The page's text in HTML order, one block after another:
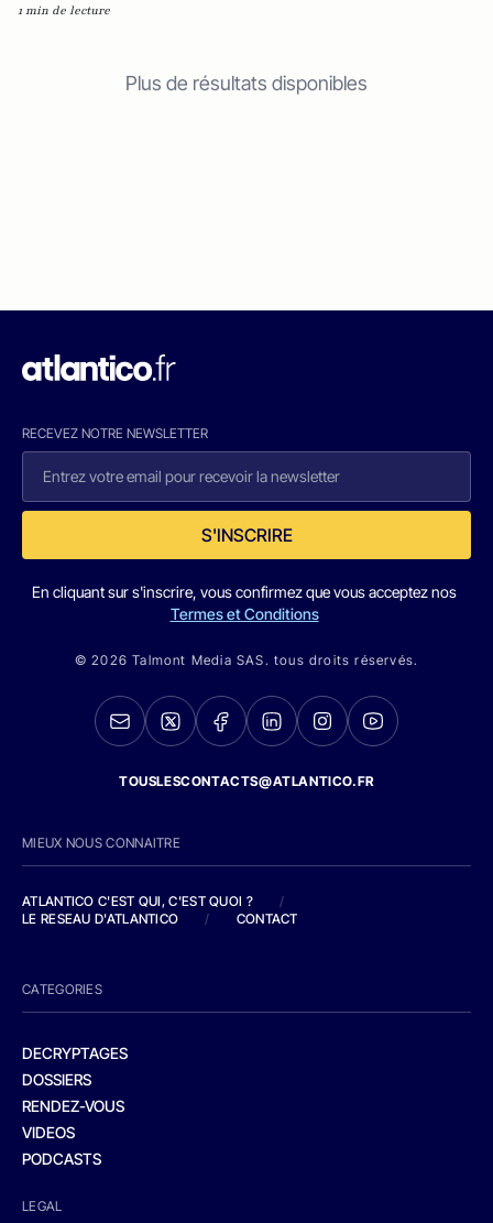
1 min de lecture
Plus de résultats disponibles
RECEVEZ NOTRE NEWSLETTER
S'INSCRIRE
En cliquant sur s'inscrire, vous confirmez que vous acceptez nos
Termes et Conditions
© 2026 Talmont Media SAS. tous droits réservés.
TOUSLESCONTACTS@ATLANTICO.FR
MIEUX NOUS CONNAITRE
ATLANTICO C'EST QUI, C'EST QUOI ?
/
LE RESEAU D'ATLANTICO
/ CONTACT
CATEGORIES
DECRYPTAGES
DOSSIERS
RENDEZ-VOUS
VIDEOS
PODCASTS
LEGAL